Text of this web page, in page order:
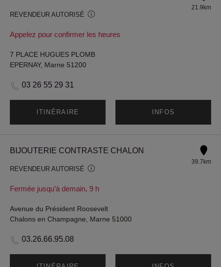
REVENDEUR AUTORISÉ
Appelez pour confirmer les heures
21.9km
7 PLACE HUGUES PLOMB
EPERNAY, Marne 51200
03 26 55 29 31
ITINÉRAIRE INFOS
BIJOUTERIE CONTRASTE CHALON
REVENDEUR AUTORISÉ
Fermée jusqu’à demain, 9 h
39.7km
Avenue du Président Roosevelt
Chalons en Champagne, Marne 51000
03.26.66.95.08